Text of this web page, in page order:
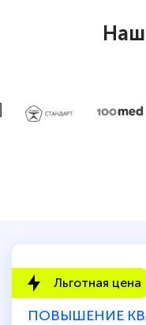
Льготная цена
ПОВЫШЕНИЕ